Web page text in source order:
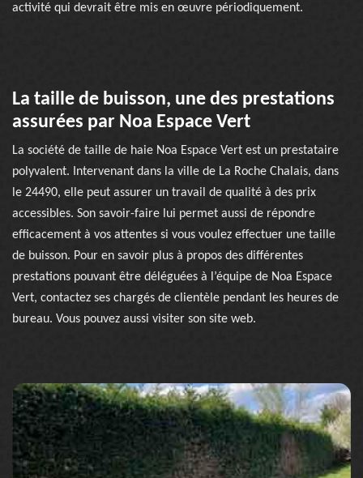
activité qui devrait être mis en œuvre périodiquement.
La taille de buisson, une des prestations
assurées par Noa Espace Vert
La société de taille de haie Noa Espace Vert est un prestataire
polyvalent. Intervenant dans la ville de La Roche Chalais, dans
le 24490, elle peut assurer un travail de qualité à des prix
accessibles. Son savoir-faire lui permet aussi de répondre
efficacement à vos attentes si vous voulez effectuer une taille
de buisson. Pour en savoir plus à propos des différentes
prestations pouvant être déléguées à l’équipe de Noa Espace
Vert, contactez ses chargés de clientèle pendant les heures de
bureau. Vous pouvez aussi visiter son site web.